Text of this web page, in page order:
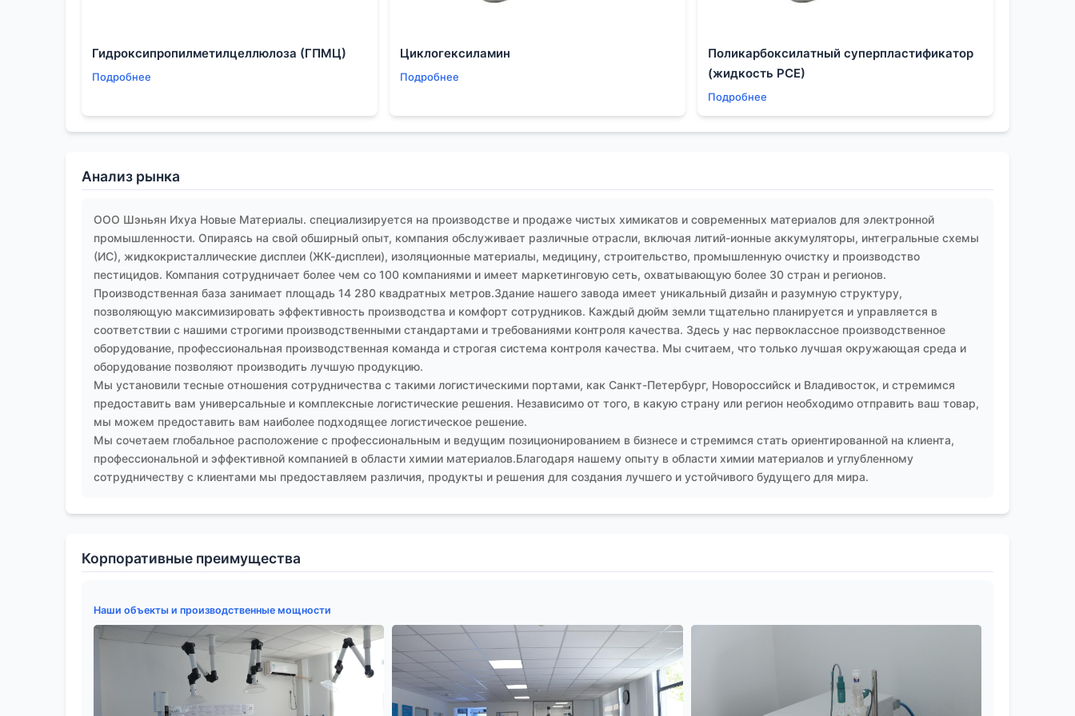
оборудования при ТО?. Это требует глубокого понимания не только химии, но и прикладных технологий заказчика. Когда видишь, что поставщик
вкладывается в такую детализацию, понимаешь, что он сталкивался с реальными проблемами на объектах и пытается их предотвратить. Это и есть
В итоге, темаинтоксикации органическими растворителями— это не архивная глава из учебника по токсикологии. Это живая, ежедневная
все привыкли упускать из виду: как именно открывают канистру, как проветривают помещение после работы, какими словами написана инструкция.
Гидроксипропилметилцеллюлоза (ГПМЦ)
Подробнее
Циклогексиламин
Подробнее
Поликарбоксилатный суперпластификатор
(жидкость PCE)
Подробнее
Анализ рынка
ООО Шэньян Ихуа Новые Материалы. специализируется на производстве и продаже чистых химикатов и современных материалов для электронной
промышленности. Опираясь на свой обширный опыт, компания обслуживает различные отрасли, включая литий-ионные аккумуляторы, интегральные схемы
(ИС), жидкокристаллические дисплеи (ЖК-дисплеи), изоляционные материалы, медицину, строительство, промышленную очистку и производство
пестицидов. Компания сотрудничает более чем со 100 компаниями и имеет маркетинговую сеть, охватывающую более 30 стран и регионов.
Производственная база занимает площадь 14 280 квадратных метров.Здание нашего завода имеет уникальный дизайн и разумную структуру,
позволяющую максимизировать эффективность производства и комфорт сотрудников. Каждый дюйм земли тщательно планируется и управляется в
соответствии с нашими строгими производственными стандартами и требованиями контроля качества. Здесь у нас первоклассное производственное
оборудование, профессиональная производственная команда и строгая система контроля качества. Мы считаем, что только лучшая окружающая среда и
оборудование позволяют производить лучшую продукцию.
Мы установили тесные отношения сотрудничества с такими логистическими портами, как Санкт-Петербург, Новороссийск и Владивосток, и стремимся
предоставить вам универсальные и комплексные логистические решения. Независимо от того, в какую страну или регион необходимо отправить ваш товар,
мы можем предоставить вам наиболее подходящее логистическое решение.
Мы сочетаем глобальное расположение с профессиональным и ведущим позиционированием в бизнесе и стремимся стать ориентированной на клиента,
профессиональной и эффективной компанией в области химии материалов.Благодаря нашему опыту в области химии материалов и углубленному
сотрудничеству с клиентами мы предоставляем различия, продукты и решения для создания лучшего и устойчивого будущего для мира.
Корпоративные преимущества
Наши объекты и производственные мощности